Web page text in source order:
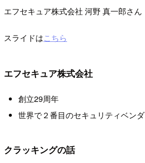
エフセキュア株式会社 河野 真一郎さん
スライドはこちら
エフセキュア株式会社
創立29周年
世界で２番目のセキュリティベンダ
クラッキングの話